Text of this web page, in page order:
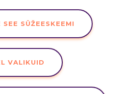
SEE SÜŽEESKEEMI
VALIKUID